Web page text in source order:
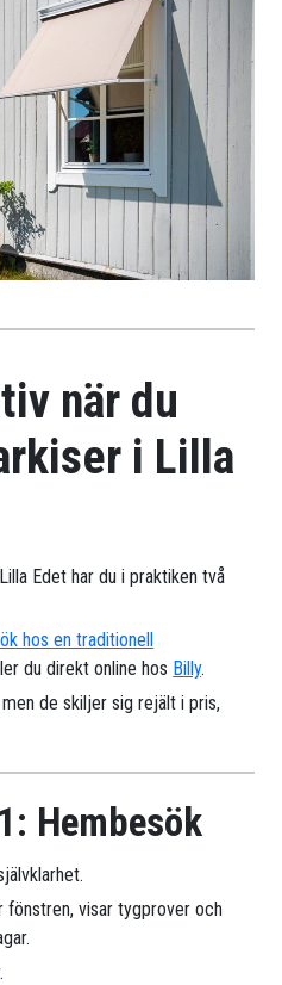
när du
i Lilla
Edet har du i praktiken två
hos en traditionell
du direkt online hos Billy.
men de skiljer sig rejält i pris,
Hembesök
fönstren, visar tygprover och